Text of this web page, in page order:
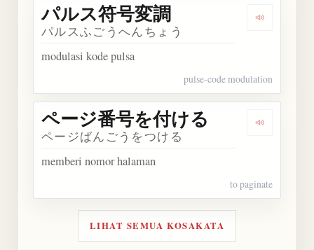
Dengarkan
パルス符号変調
パルスふごうへんちょう
modulasi kode pulsa
pulse-code modulation
Dengarkan
ページ番号を付ける
ページばんごうをつける
memberi nomor halaman
to paginate
LIHAT SEMUA KOSAKATA